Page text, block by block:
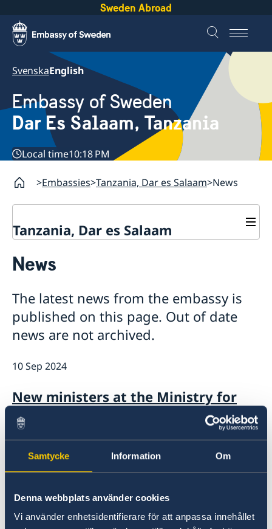
Samtycke Information Om
Denna webbplats använder cookies
Vi använder enhetsidentifierare för att anpassa innehållet
Sweden Abroad
SvenskaEnglish
Embassy of Sweden
Dar Es Salaam, Tanzania
Local time10:18 PM
Embassies Tanzania, Dar es Salaam News
Tanzania, Dar es Salaam
About us
The Embassy Building
Sweden Tanzania 60 Years
News
The latest news from the embassy is
published on this page. Out of date
news are not archived.
10 Sep 2024
New ministers at the Ministry for
Foreign Affairs
The Government’s foreign and
security policy priorities following
Sweden’s accession to NATO